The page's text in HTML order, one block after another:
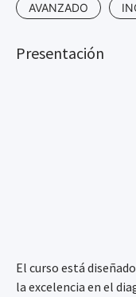
AVANZADO
Presentación
El curso está
la excelencia en el